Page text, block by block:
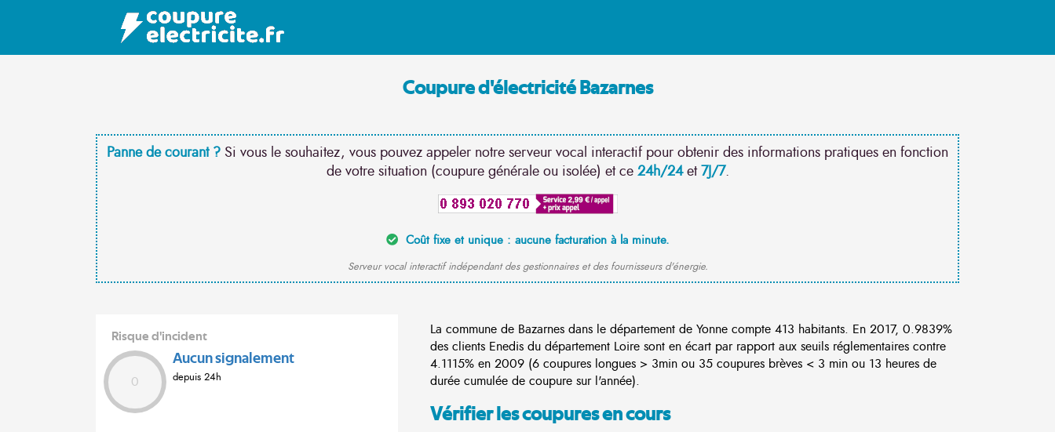
Coupure d'électricité Bazarnes
Panne de courant ? Si vous le souhaitez, vous pouvez appeler notre serveur vocal interactif pour obtenir des informations pratiques en fonction
de votre situation (coupure générale ou isolée) et ce 24h/24et7J/7.
Coût fixe et unique : aucune facturation à la minute.
Serveur vocal interactif indépendant des gestionnaires et des fournisseurs d'énergie.
Risque d'incident
0
Aucun signalement
depuis 24h
La commune de Bazarnes dans le département de Yonne compte 413 habitants. En 2017, 0.9839%
des clients Enedis du département Loire sont en écart par rapport aux seuils réglementaires contre
4.1115% en 2009 (6 coupures longues > 3min ou 35 coupures brèves < 3 min ou 13 heures de
durée cumulée de coupure sur l'année).
Vérifier les coupures en cours